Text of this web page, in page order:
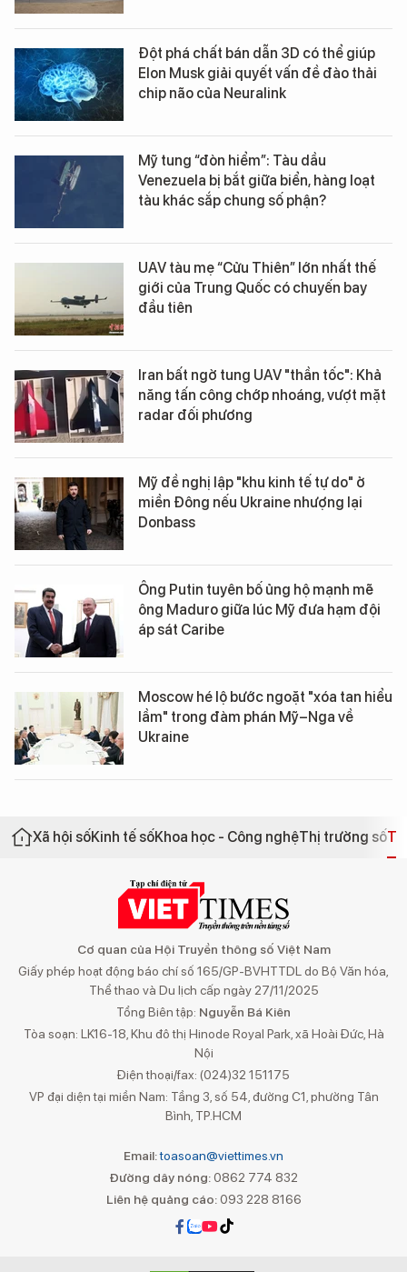
Đột phá chất bán dẫn 3D có thể giúp
Elon Musk giải quyết vấn đề đào thải
chip não của Neuralink
Mỹ tung “đòn hiểm”: Tàu dầu
Venezuela bị bắt giữa biển, hàng loạt
tàu khác sắp chung số phận?
UAV tàu mẹ “Cửu Thiên” lớn nhất thế
giới của Trung Quốc có chuyến bay
đầu tiên
Iran bất ngờ tung UAV "thần tốc": Khả
năng tấn công chớp nhoáng, vượt mặt
radar đối phương
Mỹ đề nghị lập "khu kinh tế tự do" ở
miền Đông nếu Ukraine nhượng lại
Donbass
Ông Putin tuyên bố ủng hộ mạnh mẽ
ông Maduro giữa lúc Mỹ đưa hạm đội
áp sát Caribe
Moscow hé lộ bước ngoặt "xóa tan hiểu
lầm" trong đàm phán Mỹ–Nga về
Ukraine
Xã hội sốKinh tế sốKhoa học - Công nghệThị trường số
Cơ quan của Hội Truyền thông số Việt Nam
Giấy phép hoạt động báo chí số 165/GP-BVHTTDL do Bộ Văn hóa,
Thể thao và Du lịch cấp ngày 27/11/2025
Tổng Biên tập: Nguyễn Bá Kiên
Tòa soạn: LK16-18, Khu đô thị Hinode Royal Park, xã Hoài Đức, Hà
Nội
Điện thoại/fax: (024)32 151175
VP đại diện tại miền Nam: Tầng 3, số 54, đường C1, phường Tân
Bình, TP.HCM
Email:toasoan@viettimes.vn
Đường dây nóng: 0862 774 832
Liên hệ quảng cáo:093 228 8166